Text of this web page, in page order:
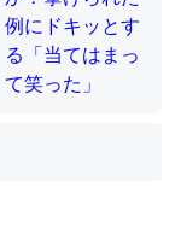
ITツール導入で
LIFULL介護